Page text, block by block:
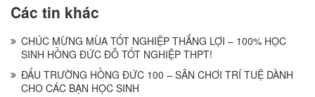
Các tin khác
CHÚC MỪNG MÙA TỐT NGHIỆP THẮNG LỢI – 100% HỌC
SINH HỒNG ĐỨC ĐỖ TỐT NGHIỆP THPT!
ĐẤU TRƯỜNG HỒNG ĐỨC 100 – SÂN CHƠI TRÍ TUỆ DÀNH
CHO CÁC BẠN HỌC SINH